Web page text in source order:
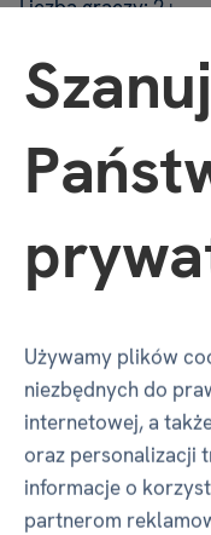
Liczba graczy: 2+
Czas gry: 20+ min
Tekst i ilustracje:
Tłumaczenie: Agata
Ostrzeżenie
:
roku życia. Zawiera
Wyprodukowano w
odpowiedzialny
:
Radzikowskiego 3,
Używamy plików
niezbędnych do
internetowej, a
oraz personalizacji
informacje o
partnerom